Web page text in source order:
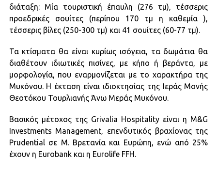
διάταξη: Μία τουριστική έπαυλη (276 τμ), τέσσερις
προεδρικές σουίτες (περίπου 170 τμ η καθεμία ),
τέσσερις βίλες (250-300 τμ) και 41 σουίτες (60-77 τμ).
Τα κτίσματα θα είναι κυρίως ισόγεια, τα δωμάτια θα
διαθέτουν ιδιωτικές πισίνες, με κήπο ή βεράντα, με
μορφολογία, που εναρμονίζεται με το χαρακτήρα της
Μυκόνου. Η έκταση είναι ιδιοκτησίας της Ιεράς Μονής
Θεοτόκου Τουρλιανής Άνω Μεράς Μυκόνου.
Βασικός μέτοχος της Grivalia Hospitality είναι η M&G
Investments Management, επενδυτικός βραχίονας της
Prudential σε Μ. Βρετανία και Ευρώπη, ενώ από 25%
έχουν η Eurobank και η Eurolife FFH.